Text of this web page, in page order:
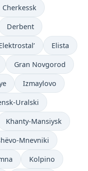
Cherkessk
Derbent
Elista
Gran Novgorod
Izmaylovo
Uralski
Khanty-Mansiysk
Mnevniki
Kolpino